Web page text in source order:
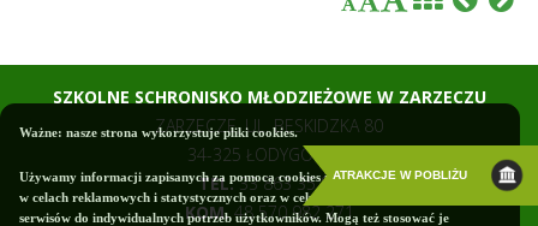
SZKOLNE SCHRONISKO MŁODZIEŻOWE W ZARZECZU
ZARZECZE, UL. BESKIDZKA 80
34-325 ŁODYGOWICE
TEL.33 863 35 81
KOM.48 570 982 271
ATRAKCJE W POBLIŻU
Ważne: nasze strona wykorzystuje pliki cookies.
Używamy informacji zapisanych za pomocą cookies i podobnych technologii m.in.
w celach reklamowych i statystycznych oraz w celu dostosowania naszych
serwisów do indywidualnych potrzeb użytkowników. Mogą też stosować je